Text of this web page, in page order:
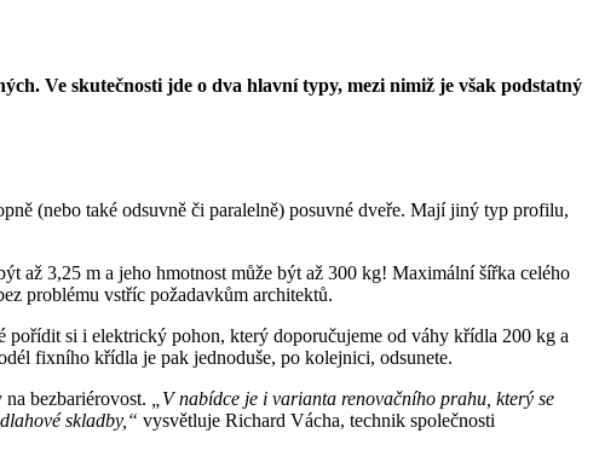
Ve skutečnosti jde o dva hlavní typy, mezi nimiž je však podstatný
(nebo také odsuvně či paralelně) posuvné dveře. Mají jiný typ profilu,
až 3,25 m a jeho hmotnost může být až 300 kg! Maximální šířka celého
problému vstříc požadavkům architektů.
pořídit si i elektrický pohon, který doporučujeme od váhy křídla 200 kg a
fixního křídla je pak jednoduše, po kolejnici, odsunete.
bezbariérovost.
„V nabídce je i varianta renovačního prahu, který se
skladby,“ vysvětluje Richard Vácha, technik společnosti